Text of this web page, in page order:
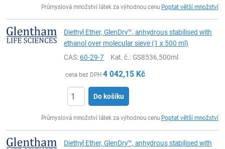
Průmyslová množství látek za výhodnou cenu Poptat větší množství
Diethyl Ether, GlenDry™, anhydrous stabilised with
ethanol over molecular sieve (1 x 500 ml)
CAS:60-29-7 Kat. č.: GS8536,500ml
cena bez DPH 4 042,15 Kč
Do košíku
Průmyslová množství látek za výhodnou cenu Poptat větší množství
Diethyl Ether, GlenDry™, anhydrous stabilised with